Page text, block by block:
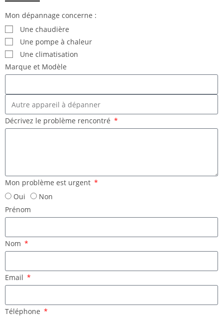
Mon dépannage concerne :
Une chaudière
Une pompe à chaleur
Une climatisation
Marque et Modèle
Décrivez le problème rencontré
Mon problème est urgent
Oui
Non
Prénom
Nom
Email
Téléphone